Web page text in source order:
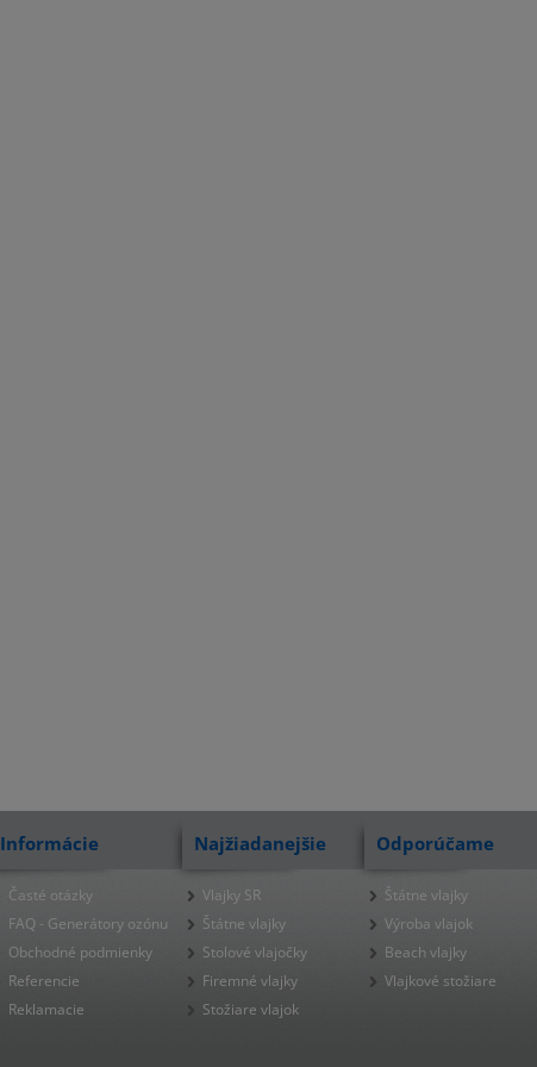
Informácie
Časté otázky
FAQ - Generátory ozónu
Obchodné podmienky
Referencie
Reklamacie
Najžiadanejšie
Vlajky SR
Štátne vlajky
Stolové vlajočky
Firemné vlajky
Stožiare vlajok
Odporúčame
Štátne vlajky
Výroba vlajok
Beach vlajky
Vlajkové stožiare